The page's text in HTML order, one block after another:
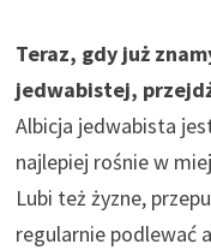
Teraz, gdy już
jedwabistej,
Albicja jedwabista
najlepiej rośnie w
Lubi też żyzne,
regularnie podlewać